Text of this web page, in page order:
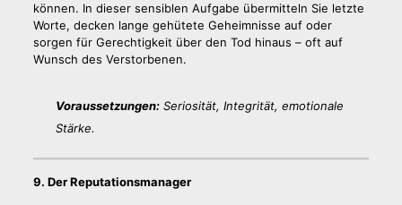
können. In dieser sensiblen Aufgabe übermitteln Sie letzte
Worte, decken lange gehütete Geheimnisse auf oder
sorgen für Gerechtigkeit über den Tod hinaus – oft auf
Wunsch des Verstorbenen.
Voraussetzungen:Seriosität, Integrität, emotionale
Stärke.
9. Der Reputationsmanager